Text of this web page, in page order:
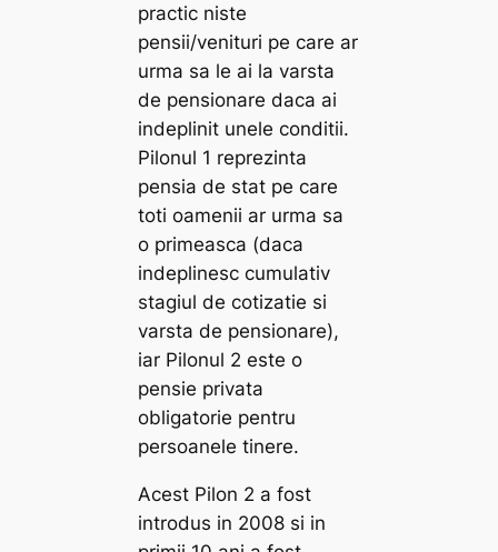
practic niste
pensii/venituri pe care ar
urma sa le ai la varsta
de pensionare daca ai
indeplinit unele conditii.
Pilonul 1 reprezinta
pensia de stat pe care
toti oamenii ar urma sa
o primeasca (daca
indeplinesc cumulativ
stagiul de cotizatie si
varsta de pensionare),
iar Pilonul 2 este o
pensie privata
obligatorie pentru
persoanele tinere.
Acest Pilon 2 a fost
introdus in 2008 si in